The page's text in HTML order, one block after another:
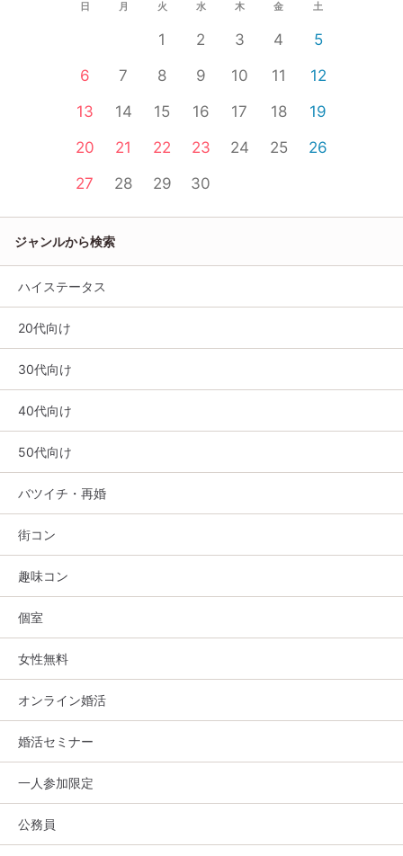
日 月 火 水 木 金 土
1 2 3 4
5
6
7 8 9 10 11
12
13
14 15 16 17 18
19
20
21 22 23 24 25
26
27
28 29 30
ジャンルから検索
ハイステータス
20代向け
30代向け
40代向け
50代向け
バツイチ・再婚
街コン
趣味コン
個室
女性無料
オンライン婚活
婚活セミナー
一人参加限定
公務員